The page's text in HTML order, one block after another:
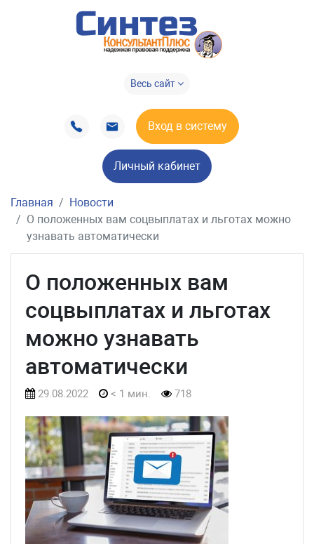
Весь сайт
Вход в систему
Личный кабинет
Главная
Новости
О положенных вам соцвыплатах и льготах можно
узнавать автоматически
О положенных вам
соцвыплатах и льготах
можно узнавать
автоматически
29.08.2022 < 1 мин. 718